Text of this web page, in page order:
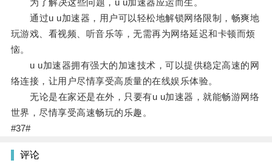
为了解决这些问题，u u加速器应运而生。
通过u u加速器，用户可以轻松地解锁网络限制，畅爽地
玩游戏、看视频、听音乐等，无需再为网络延迟和卡顿而烦
恼。
u u加速器拥有强大的加速技术，可以提供稳定高速的网
络连接，让用户尽情享受高质量的在线娱乐体验。
无论是在家还是在外，只要有u u加速器，就能畅游网络
世界，尽情享受高速畅玩的乐趣。
#37#
评论